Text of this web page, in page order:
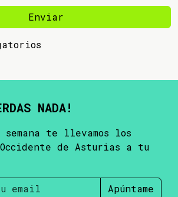
Enviar
NADA!
te llevamos los
de Asturias a tu
Apúntame